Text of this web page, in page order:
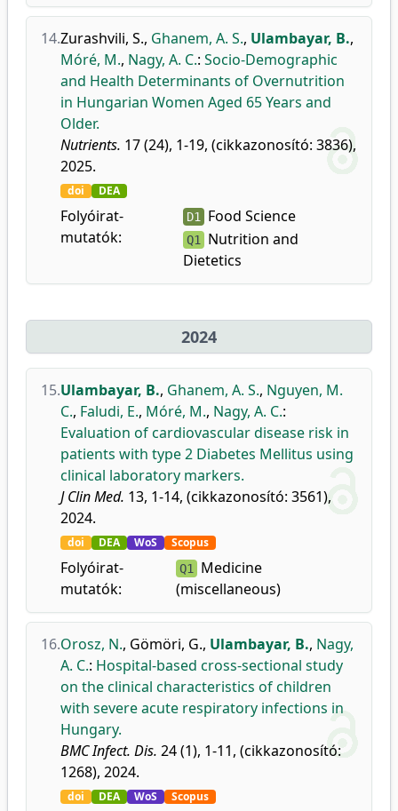
14.Zurashvili, S., Ghanem, A. S., Ulambayar, B.,
Móré, M., Nagy, A. C.: Socio-Demographic
and Health Determinants of Overnutrition
in Hungarian Women Aged 65 Years and
Older.
Nutrients. 17 (24), 1-19, (cikkazonosító: 3836),
2025.
doi DEA
Folyóirat-
mutatók:
D1 Food Science
Q1 Nutrition and
Dietetics
2024
15.Ulambayar, B., Ghanem, A. S., Nguyen, M.
C., Faludi, E., Móré, M., Nagy, A. C.:
Evaluation of cardiovascular disease risk in
patients with type 2 Diabetes Mellitus using
clinical laboratory markers.
J Clin Med. 13, 1-14, (cikkazonosító: 3561),
2024.
doi DEA WoS Scopus
Folyóirat-
mutatók:
Q1
Medicine
(miscellaneous)
16.Orosz, N., Gömöri, G., Ulambayar, B., Nagy,
A. C.: Hospital-based cross-sectional study
on the clinical characteristics of children
with severe acute respiratory infections in
Hungary.
BMC Infect. Dis. 24 (1), 1-11, (cikkazonosító:
1268), 2024.
doi DEA WoS Scopus